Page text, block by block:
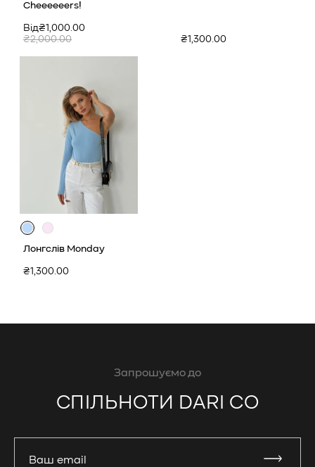
Cheeeeeers!
Ціна
продажу
Від₴1,000.00
₴2,000.00
Звичайна
₴1,300.00
Лонгслів Monday
Звичайна
₴1,300.00
Запрошуємо до
СПІЛЬНОТИ DARI CO
Ваш email